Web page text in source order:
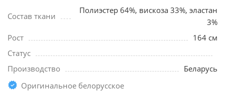
Состав ткани
Полиэстер 64%, вискоза 33%, эластан
3%
Рост
164 см
Статус
Производство
Беларусь
Оригинальное белорусское